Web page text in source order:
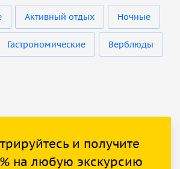
Активный отдых Ночные
Гастрономические Верблюды
и получите
на любую экскурсию